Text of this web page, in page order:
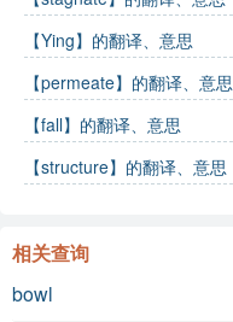
【Ying】的翻译、意思
【permeate】的翻译、意思
【fall】的翻译、意思
【structure】的翻译、意思
相关查询
bowl